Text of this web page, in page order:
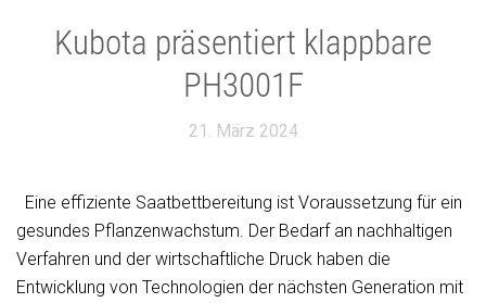
Kubota präsentiert klappbare
PH3001F
21. März 2024
Eine effiziente Saatbettbereitung ist Voraussetzung für ein
gesundes Pflanzenwachstum. Der Bedarf an nachhaltigen
Verfahren und der wirtschaftliche Druck haben die
Entwicklung von Technologien der nächsten Generation mit